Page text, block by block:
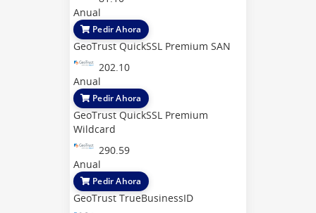
Anual
Pedir Ahora
GeoTrust QuickSSL Premium SAN
202.10
Anual
Pedir Ahora
GeoTrust QuickSSL Premium
Wildcard
290.59
Anual
Pedir Ahora
GeoTrust TrueBusinessID